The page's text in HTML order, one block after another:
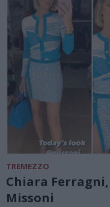
TREMEZZO
Chiara
Missoni